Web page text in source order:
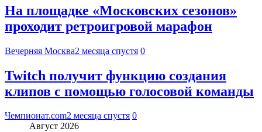
На площадке «Московских сезонов»
проходит ретроигровой марафон
Вечерняя Москва2 месяца спустя 0
Twitch получит функцию создания
клипов с помощью голосовой команды
Чемпионат.com2 месяца спустя 0
Август 2026